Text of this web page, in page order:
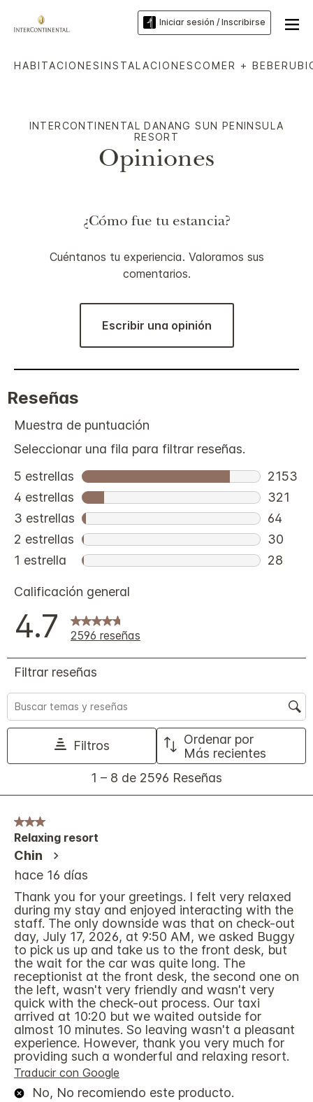
Iniciar sesión / Inscribirse
HABITACIONESINSTALACIONESCOMER + BEBER
INTERCONTINENTAL DANANG SUN PENINSULA
RESORT
Opiniones
¿Cómo fue tu estancia?
Cuéntanos tu experiencia. Valoramos sus
comentarios.
Escribir una opinión